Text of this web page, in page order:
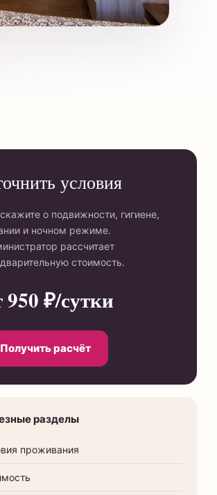
условия
о подвижности, гигиене,
и ночном режиме.
рассчитает
стоимость.
950 ₽/сутки
Получить расчёт
разделы
проживания